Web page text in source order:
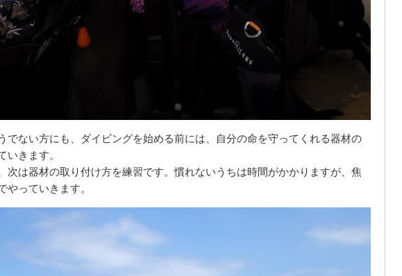
でない方にも、ダイビングを始める前には、自分の命を守ってくれる器材の
いきます。
次は器材の取り付け方を練習です。慣れないうちは時間がかかりますが、焦
やっていきます。